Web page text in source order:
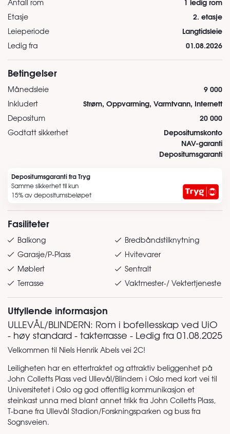
Etasje 2. etasje
Leieperiode Langtidsleie
Ledig fra 01.08.2026
Betingelser
Månedsleie 9 000
Inkludert Strøm, Oppvarming, Varmtvann, Internett
Depositum 20 000
Godtatt sikkerhet
Depositumskonto
NAV-garanti
Depositumsgaranti
Depositumsgaranti fra Tryg
Samme sikkerhet til kun
15% av depositumsbeløpet
Fasiliteter
Balkong
Bredbåndstilknytning
Garasje/P-Plass
Hvitevarer
Møblert
Sentralt
Terrasse
Vaktmester-/ Vektertjeneste
Utfyllende informasjon
ULLEVÅL/BLINDERN: Rom i bofellesskap ved UiO
- høy standard - takterrasse - Ledig fra 01.08.2025
Velkommen til Niels Henrik Abels vei 2C!
Leiligheten har en ettertraktet og attraktiv beliggenhet på
John Colletts Plass ved Ullevål/Blindern i Oslo med kort vei til
Universitetet i Oslo og god offentlig kommunikasjon et
steinkast unna med blant annet trikk fra John Colletts Plass,
T-bane fra Ullevål Stadion/Forskningsparken og buss fra
Sognsveien.